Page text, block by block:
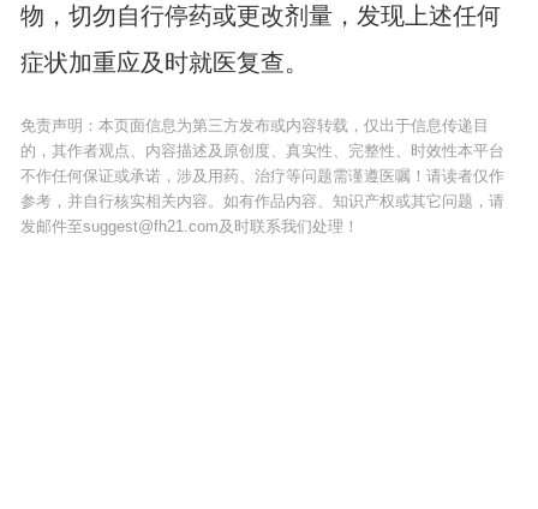
物，切勿自行停药或更改剂量，发现上述任何
症状加重应及时就医复查。
免责声明：本页面信息为第三方发布或内容转载，仅出于信息传递目
的，其作者观点、内容描述及原创度、真实性、完整性、时效性本平台
不作任何保证或承诺，涉及用药、治疗等问题需谨遵医嘱！请读者仅作
参考，并自行核实相关内容。如有作品内容、知识产权或其它问题，请
发邮件至suggest@fh21.com及时联系我们处理！